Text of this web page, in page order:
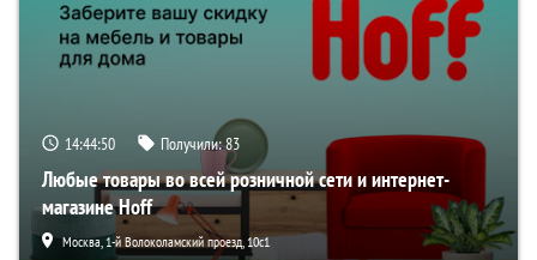
14:44:49 Получили:83
Любые товары во всей розничной сети и интернет-
магазине Hoff
Москва, 1-й Волоколамский проезд, 10с1